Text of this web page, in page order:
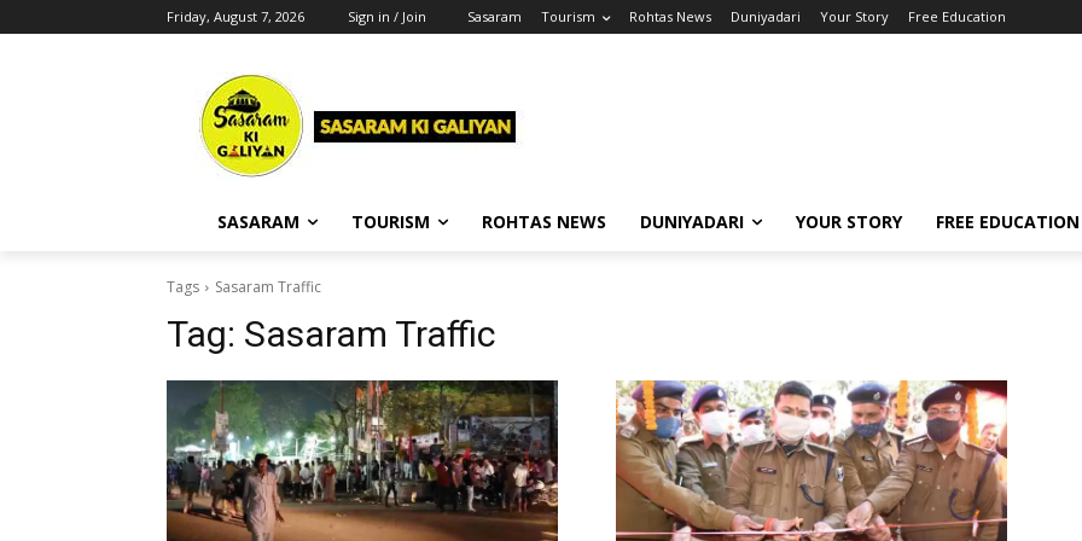
Friday, August 7, 2026 Sign in / Join Sasaram Tourism Rohtas News Duniyadari Your Story Free Education
SASARAM TOURISM ROHTAS NEWS DUNIYADARI YOUR STORY FREE EDUCATION
Tags Sasaram Traffic
Tag: Sasaram Traffic